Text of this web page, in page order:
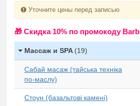
Уточните цены перед записью
🎁 Cкидка 10% по промокоду Barb
Массаж и SPA (19)
Сабай масаж (тайська техніка
по-маслу)
Стоун (базальтові камені)